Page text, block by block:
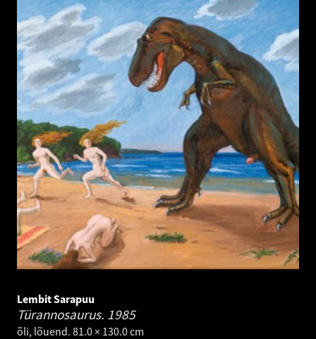
Lembit Sarapuu
Türannosaurus. 1985
õli, lõuend. 81.0 × 130.0 cm